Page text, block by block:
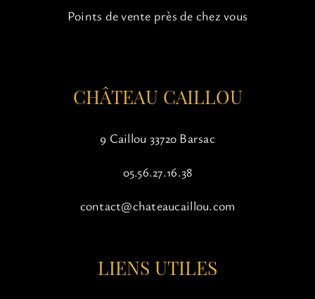
la
Points de vente près de chez vous
CHÂTEAU CAILLOU
9 Caillou 33720 Barsac
05.56.27.16.38
contact@chateaucaillou.com
LIENS UTILES